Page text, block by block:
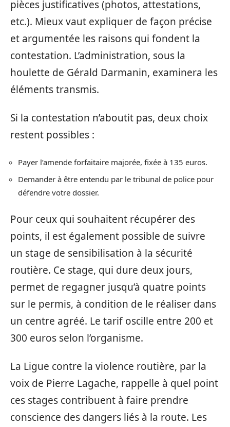
pièces justificatives (photos, attestations,
etc.). Mieux vaut expliquer de façon précise
et argumentée les raisons qui fondent la
contestation. L’administration, sous la
houlette de Gérald Darmanin, examinera les
éléments transmis.
Si la contestation n’aboutit pas, deux choix
restent possibles :
Payer l’amende forfaitaire majorée, fixée à 135 euros.
Demander à être entendu par le tribunal de police pour
défendre votre dossier.
Pour ceux qui souhaitent récupérer des
points, il est également possible de suivre
un stage de sensibilisation à la sécurité
routière. Ce stage, qui dure deux jours,
permet de regagner jusqu’à quatre points
sur le permis, à condition de le réaliser dans
un centre agréé. Le tarif oscille entre 200 et
300 euros selon l’organisme.
La Ligue contre la violence routière, par la
voix de Pierre Lagache, rappelle à quel point
ces stages contribuent à faire prendre
conscience des dangers liés à la route. Les